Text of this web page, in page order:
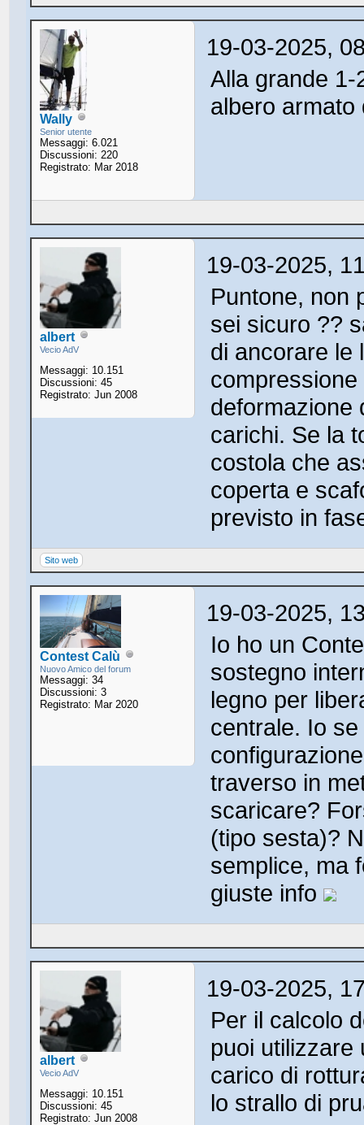
Wally
Senior utente
Messaggi: 6.021
Discussioni: 220
Registrato: Mar 2018
19-03-2025,
Alla grande
albero
albert
Vecio AdV
Messaggi: 10.151
Discussioni: 45
Registrato: Jun 2008
19-03-2025,
Puntone, non
sei sicuro ??
di ancorare le
deformazione
carichi. Se la
costola che
coperta e
previsto in
Sito web
Contest Calù
Nuovo Amico del forum
Messaggi: 34
Discussioni: 3
Registrato: Mar 2020
19-03-2025,
Io ho un
sostegno
legno per
centrale. Io
traverso in
scaricare?
(tipo sesta)?
semplice, ma
giuste info
albert
Vecio AdV
Messaggi: 10.151
Discussioni: 45
Registrato: Jun 2008
19-03-2025,
Per il calcolo
puoi utilizzare
carico di
lo strallo di